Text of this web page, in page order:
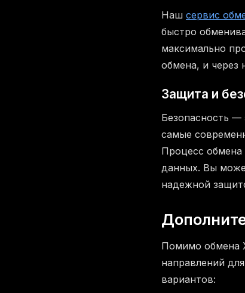
Наш сервис
быстро
максимально
обмена, и через
Защита и
Безопасность —
самые
Процесс обмена
данных. Вы
надежной
Помимо обмена
направлений
вариантов: